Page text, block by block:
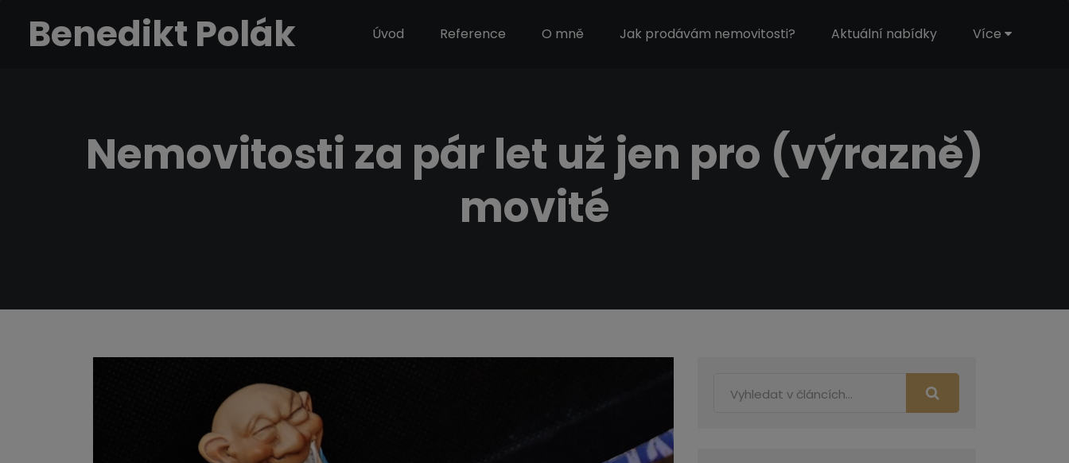
Benedikt Polák Úvod Reference O mně Jak prodávám nemovitosti? Aktuální nabídky Více
Nemovitosti za pár let už jen pro (výrazně)
movité